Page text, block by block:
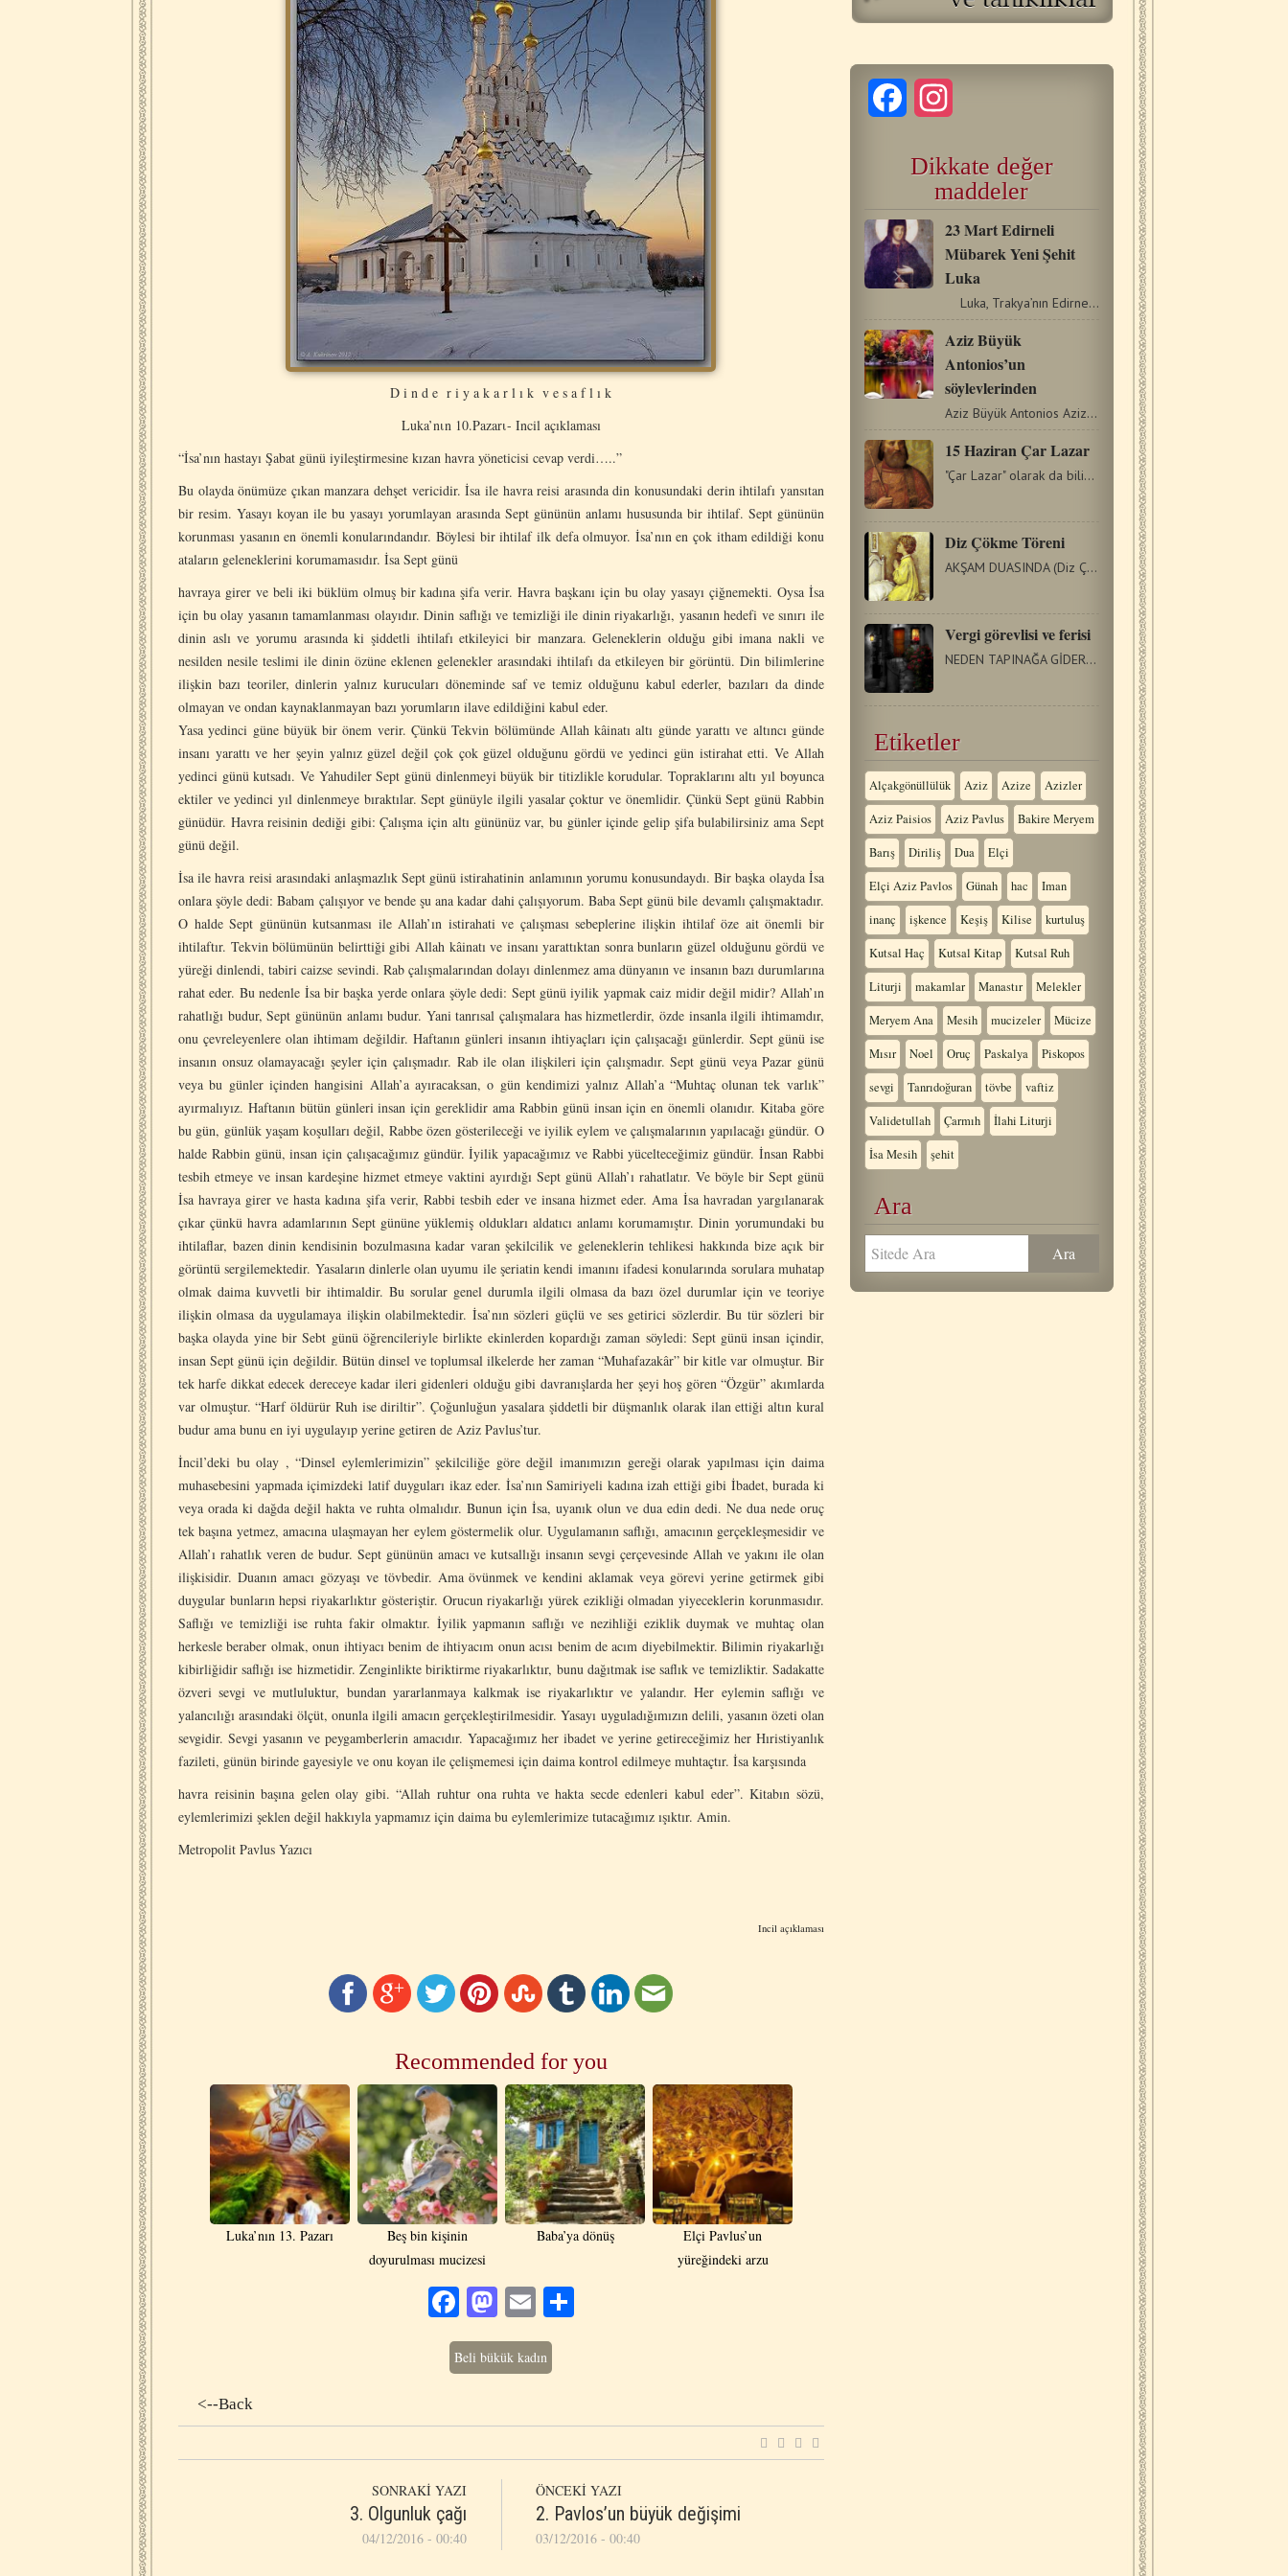
D i n d e r i y a k a r l ı k v e s a f l ı k
Luka’nιn 10.Pazarι- Incil açıklaması
“İsa’nın hastayı Şabat günü iyileştirmesine kızan havra yöneticisi cevap verdi…..”
Bu olayda önümüze çıkan manzara dehşet vericidir. İsa ile havra reisi arasında din konusundaki derin ihtilafı yansıtan
bir resim. Yasayı koyan ile bu yasayı yorumlayan arasında Sept gününün anlamı hususunda bir ihtilaf. Sept gününün
korunması yasanın en önemli konularındandır. Böylesi bir ihtilaf ilk defa olmuyor. İsa’nın en çok itham edildiği konu
ataların geleneklerini korumamasıdır. İsa Sept günü
havraya girer ve beli iki büklüm olmuş bir kadına şifa verir. Havra başkanı için bu olay yasayı çiğnemekti. Oysa İsa
için bu olay yasanın tamamlanması olayıdır. Dinin saflığı ve temizliği ile dinin riyakarlığı, yasanın hedefi ve sınırı ile
dinin aslı ve yorumu arasında ki şiddetli ihtilafı etkileyici bir manzara. Geleneklerin olduğu gibi imana nakli ve
nesilden nesile teslimi ile dinin özüne eklenen gelenekler arasındaki ihtilafı da etkileyen bir görüntü. Din bilimlerine
ilişkin bazı teoriler, dinlerin yalnız kurucuları döneminde saf ve temiz olduğunu kabul ederler, bazıları da dinde
olmayan ve ondan kaynaklanmayan bazı yorumların ilave edildiğini kabul eder.
Yasa yedinci güne büyük bir önem verir. Çünkü Tekvin bölümünde Allah kâinatı altı günde yarattı ve altıncı günde
insanı yarattı ve her şeyin yalnız güzel değil çok çok güzel olduğunu gördü ve yedinci gün istirahat etti. Ve Allah
yedinci günü kutsadı. Ve Yahudiler Sept günü dinlenmeyi büyük bir titizlikle korudular. Topraklarını altı yıl boyunca
ektiler ve yedinci yıl dinlenmeye bıraktılar. Sept günüyle ilgili yasalar çoktur ve önemlidir. Çünkü Sept günü Rabbin
günüdür. Havra reisinin dediği gibi: Çalışma için altı gününüz var, bu günler içinde gelip şifa bulabilirsiniz ama Sept
günü değil.
İsa ile havra reisi arasındaki anlaşmazlık Sept günü istirahatinin anlamının yorumu konusundaydı. Bir başka olayda İsa
onlara şöyle dedi: Babam çalışıyor ve bende şu ana kadar dahi çalışıyorum. Baba Sept günü bile devamlı çalışmaktadır.
O halde Sept gününün kutsanması ile Allah’ın istirahati ve çalışması sebeplerine ilişkin ihtilaf öze ait önemli bir
ihtilaftır. Tekvin bölümünün belirttiği gibi Allah kâinatı ve insanı yarattıktan sonra bunların güzel olduğunu gördü ve
yüreği dinlendi, tabiri caizse sevindi. Rab çalışmalarından dolayı dinlenmez ama dünyanın ve insanın bazı durumlarına
rahat eder. Bu nedenle İsa bir başka yerde onlara şöyle dedi: Sept günü iyilik yapmak caiz midir değil midir? Allah’ın
rahatlığı budur, Sept gününün anlamı budur. Yani tanrısal çalışmalara has hizmetlerdir, özde insanla ilgili ihtimamdır,
onu çevreleyenlere olan ihtimam değildir. Haftanın günleri insanın ihtiyaçları için çalışacağı günlerdir. Sept günü ise
insanın onsuz olamayacağı şeyler için çalışmadır. Rab ile olan ilişkileri için çalışmadır. Sept günü veya Pazar günü
veya bu günler içinden hangisini Allah’a ayıracaksan, o gün kendimizi yalnız Allah’a “Muhtaç olunan tek varlık”
ayırmalıyız. Haftanın bütün günleri insan için gereklidir ama Rabbin günü insan için en önemli olanıdır. Kitaba göre
bu gün, günlük yaşam koşulları değil, Rabbe özen gösterileceği ve iyilik eylem ve çalışmalarının yapılacağı gündür. O
halde Rabbin günü, insan için çalışacağımız gündür. İyilik yapacağımız ve Rabbi yücelteceğimiz gündür. İnsan Rabbi
tesbih etmeye ve insan kardeşine hizmet etmeye vaktini ayırdığı Sept günü Allah’ı rahatlatır. Ve böyle bir Sept günü
İsa havraya girer ve hasta kadına şifa verir, Rabbi tesbih eder ve insana hizmet eder. Ama İsa havradan yargılanarak
çıkar çünkü havra adamlarının Sept gününe yüklemiş oldukları aldatıcı anlamı korumamıştır. Dinin yorumundaki bu
ihtilaflar, bazen dinin kendisinin bozulmasına kadar varan şekilcilik ve geleneklerin tehlikesi hakkında bize açık bir
görüntü sergilemektedir. Yasaların dinlerle olan uyumu ile şeriatin kendi imanını ifadesi konularında sorulara muhatap
olmak daima kuvvetli bir ihtimaldir. Bu sorular genel durumla ilgili olmasa da bazı özel durumlar için ve teoriye
ilişkin olmasa da uygulamaya ilişkin olabilmektedir. İsa’nın sözleri güçlü ve ses getirici sözlerdir. Bu tür sözleri bir
başka olayda yine bir Sebt günü öğrencileriyle birlikte ekinlerden kopardığı zaman söyledi: Sept günü insan içindir,
insan Sept günü için değildir. Bütün dinsel ve toplumsal ilkelerde her zaman “Muhafazakâr” bir kitle var olmuştur. Bir
tek harfe dikkat edecek dereceye kadar ileri gidenleri olduğu gibi davranışlarda her şeyi hoş gören “Özgür” akımlarda
var olmuştur. “Harf öldürür Ruh ise diriltir”. Çoğunluğun yasalara şiddetli bir düşmanlık olarak ilan ettiği altın kural
budur ama bunu en iyi uygulayıp yerine getiren de Aziz Pavlus’tur.
İncil’deki bu olay , “Dinsel eylemlerimizin” şekilciliğe göre değil imanımızın gereği olarak yapılması için daima
muhasebesini yapmada içimizdeki latif duyguları ikaz eder. İsa’nın Samiriyeli kadına izah ettiği gibi İbadet, burada ki
veya orada ki dağda değil hakta ve ruhta olmalıdır. Bunun için İsa, uyanık olun ve dua edin dedi. Ne dua nede oruç
tek başına yetmez, amacına ulaşmayan her eylem göstermelik olur. Uygulamanın saflığı, amacının gerçekleşmesidir ve
Allah’ı rahatlık veren de budur. Sept gününün amacı ve kutsallığı insanın sevgi çerçevesinde Allah ve yakını ile olan
ilişkisidir. Duanın amacı gözyaşı ve tövbedir. Ama övünmek ve kendini aklamak veya görevi yerine getirmek gibi
duygular bunların hepsi riyakarlıktır gösteriştir. Orucun riyakarlığı yürek ezikliği olmadan yiyeceklerin korunmasıdır.
Saflığı ve temizliği ise ruhta fakir olmaktır. İyilik yapmanın saflığı ve nezihliği eziklik duymak ve muhtaç olan
herkesle beraber olmak, onun ihtiyacı benim de ihtiyacım onun acısı benim de acım diyebilmektir. Bilimin riyakarlığı
kibirliğidir saflığı ise hizmetidir. Zenginlikte biriktirme riyakarlıktır, bunu dağıtmak ise saflık ve temizliktir. Sadakatte
özveri sevgi ve mutluluktur, bundan yararlanmaya kalkmak ise riyakarlıktır ve yalandır. Her eylemin saflığı ve
yalancılığı arasındaki ölçüt, onunla ilgili amacın gerçekleştirilmesidir. Yasayı uyguladığımızın delili, yasanın özeti olan
sevgidir. Sevgi yasanın ve peygamberlerin amacıdır. Yapacağımız her ibadet ve yerine getireceğimiz her Hıristiyanlık
fazileti, günün birinde gayesiyle ve onu koyan ile çelişmemesi için daima kontrol edilmeye muhtaçtır. İsa karşısında
havra reisinin başına gelen olay gibi. “Allah ruhtur ona ruhta ve hakta secde edenleri kabul eder”. Kitabın sözü,
eylemlerimizi şeklen değil hakkıyla yapmamız için daima bu eylemlerimize tutacağımız ışıktır. Amin.
Metropolit Pavlus Yazıcı
Incil açıklaması
Recommended for you
Luka’nın 13. Pazarı
Beş bin kişinin
doyurulması mucizesi
Baba’ya dönüş
Elçi Pavlus’un
yüreğindeki arzu
Facebook
Mastodon
EmailShare
Beli bükük kadın
<--Back
SONRAKİ YAZI
3. Olgunluk çağı
04/12/2016 - 00:40
ÖNCEKİ YAZI
2. Pavlos’un büyük değişimi
03/12/2016 - 00:40
Facebook
Dikkate değer
maddeler
23 Mart Edirneli
Mübarek Yeni Şehit
Luka
Luka, Trakya’nın Edirne şehrinde dünyaya…
Aziz Büyük
Antonios’un
söylevlerinden
Aziz Büyük Antonios Aziz Antonios ''Keşişlerin Pederi''…
15 Haziran Çar Lazar
"Çar Lazar" olarak da bilinen Stefan Lazar Hrebelyanoviç Knez…
Diz Çökme Töreni
AKŞAM DUASINDA (Diz Çökme Töreni) Açılış Mezmuru sonrasında…
Vergi görevlisi ve ferisi
NEDEN TAPINAĞA GİDERİZ? İki adam Tapınağa çıktı.…
Etiketler
Alçakgönüllülük Aziz Azize Azizler
Aziz Paisios Aziz Pavlus Bakire Meryem
Barış Diriliş Dua Elçi
Elçi Aziz Pavlos Günah hac Iman
inanç işkence Keşiş Kilise kurtuluş
Kutsal Haç Kutsal Kitap Kutsal Ruh
Liturji makamlar Manastır Melekler
Meryem Ana Mesih mucizeler Mücize
Mısır Noel Oruç Paskalya Piskopos
sevgi Tanrıdoğuran tövbe vaftiz
Validetullah Çarmıh İlahi Liturji
İsa Mesih şehit
Ara